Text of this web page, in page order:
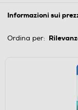
Informazioni sui
Ordina per: